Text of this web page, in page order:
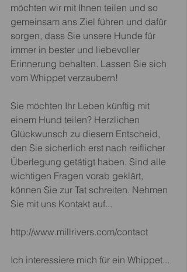
möchten wir mit Ihnen teilen und so
gemeinsam ans Ziel führen und dafür
sorgen, dass Sie unsere Hunde für
immer in bester und liebevoller
Erinnerung behalten. Lassen Sie sich
vom Whippet verzaubern!
Sie möchten Ihr Leben künftig mit
einem Hund teilen? Herzlichen
Glückwunsch zu diesem Entscheid,
den Sie sicherlich erst nach reiflicher
Überlegung getätigt haben. Sind alle
wichtigen Fragen vorab geklärt,
können Sie zur Tat schreiten. Nehmen
Sie mit uns Kontakt auf...
http://www.millrivers.com/contact
Ich interessiere mich für ein Whippet...